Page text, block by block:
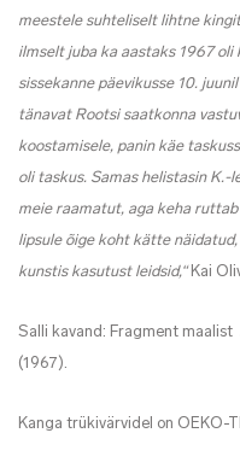
meestele suhteliselt lihtne
ilmselt juba ka aastaks 1967 oli
sissekanne päevikusse 10.
tänavat Rootsi saatkonna
koostamisele, panin käe
oli taskus. Samas helistasin K.-
meie raamatut, aga keha ruttab
lipsule õige koht kätte
kunstis kasutust leidsid,“Kai
Salli kavand: Fragment maalist
(1967).
Kanga trükivärvidel on OEKO-